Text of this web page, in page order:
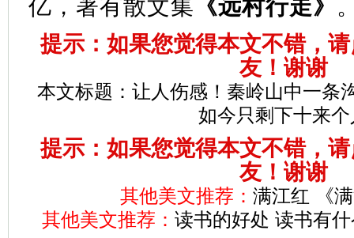
亿，著有散文集 《远村行走》
提示：如果您觉得本文不错，
友！谢谢
本文标题： 让人伤感！秦岭山中一条
如今只剩下十来个
提示：如果您觉得本文不错，
友！谢谢
其他美文推荐： 满江红 《
其他美文推荐： 读书的好处 读书有